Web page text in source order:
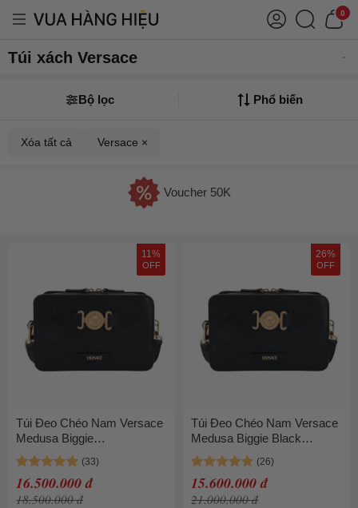
0
Túi xách Versace
Bộ lọc Phổ biến
Xóa tất cả Versace ×
Voucher 50K
11%
OFF
Túi Đeo Chéo Nam Versace
Medusa Biggie
10060011A03190-1B00V
Màu Đen
16.500.000 đ
18.500.000 đ
26%
OFF
Túi Đeo Chéo Nam Versace
Medusa Biggie Black
10060011 A03190 1B00V
Màu Đen
15.600.000 đ
21.000.000 đ